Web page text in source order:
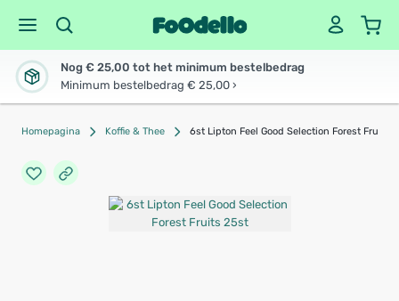
Nog € 25,00 tot het minimum bestelbedrag
Minimum bestelbedrag € 25,00 ›
Homepagina Koffie & Thee 6st Lipton Feel Good Selection Forest Fruits